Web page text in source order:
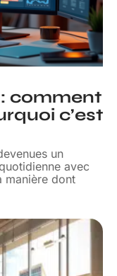
comment
c’est
un
avec
manière dont